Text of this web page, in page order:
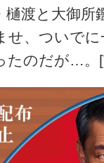
樋渡と大御所
せ、ついで
たのだが…。